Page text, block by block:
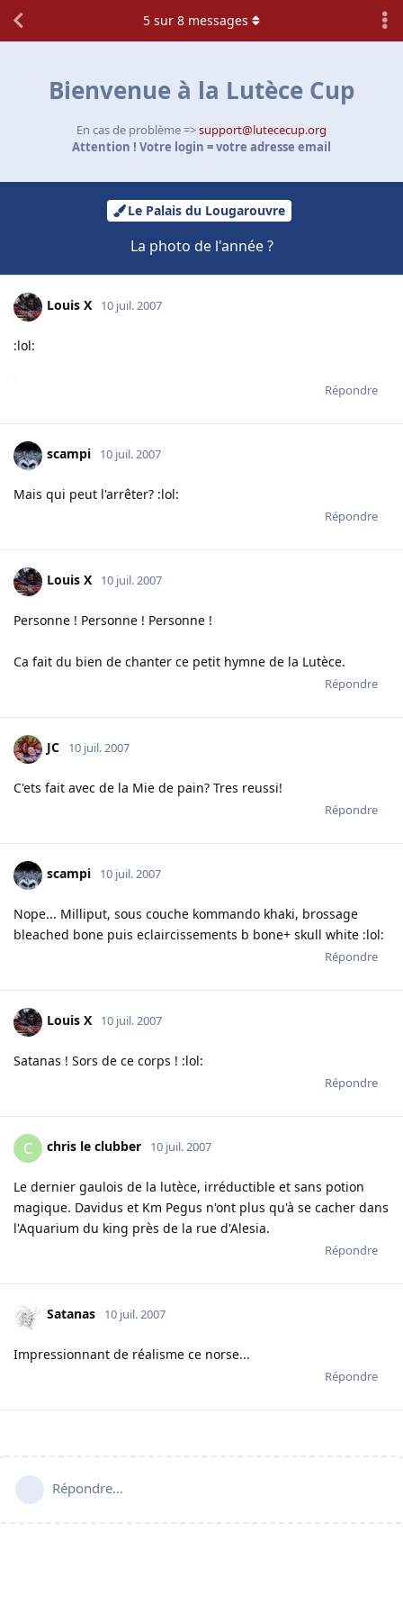
Bienvenue à la Lutèce Cup
En cas de problème =>support@lutececup.org
Attention ! Votre login = votre adresse email
Le Palais du Lougarouvre
La photo de l'année ?
5 sur 8 messages
Louis X 10 juil. 2007
:lol:
Répondre
scampi 10 juil. 2007
Mais qui peut l'arrêter? :lol:
Répondre
Louis X 10 juil. 2007
Personne ! Personne ! Personne !
Ca fait du bien de chanter ce petit hymne de la Lutèce.
Répondre
JC 10 juil. 2007
C'ets fait avec de la Mie de pain? Tres reussi!
Répondre
scampi 10 juil. 2007
Nope... Milliput, sous couche kommando khaki, brossage
bleached bone puis eclaircissements b bone+ skull white :lol:
Répondre
Louis X 10 juil. 2007
Satanas ! Sors de ce corps ! :lol:
Répondre
C chris le clubber 10 juil. 2007
Le dernier gaulois de la lutèce, irréductible et sans potion
magique. Davidus et Km Pegus n'ont plus qu'à se cacher dans
l'Aquarium du king près de la rue d'Alesia.
Répondre
Satanas 10 juil. 2007
Impressionnant de réalisme ce norse...
Répondre
Répondre…